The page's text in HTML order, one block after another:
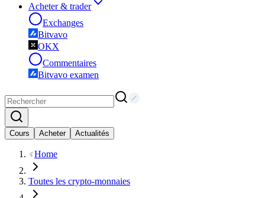
Acheter & trader
Exchanges
Bitvavo
OKX
Commentaires
Bitvavo examen
Cours Acheter Actualités
Home
Toutes les crypto-monnaies